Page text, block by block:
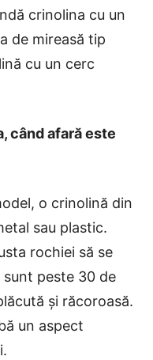
crinolina cu un
de mireasă tip
cu un cerc
când afară este
o crinolină din
sau plastic.
rochiei să se
sunt peste 30 de
și răcoroasă.
un aspect